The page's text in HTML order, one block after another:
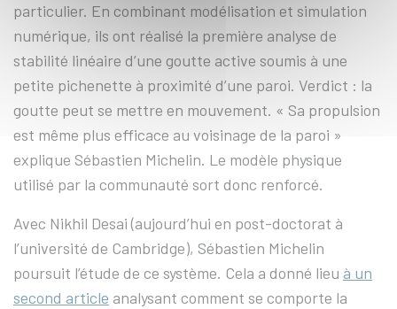
particulier. En combinant modélisation et simulation
numérique, ils ont réalisé la première analyse de
stabilité linéaire d’une goutte active soumis à une
petite pichenette à proximité d’une paroi. Verdict : la
goutte peut se mettre en mouvement. « Sa propulsion
est même plus efficace au voisinage de la paroi »
explique Sébastien Michelin. Le modèle physique
utilisé par la communauté sort donc renforcé.
Avec Nikhil Desai (aujourd’hui en post-doctorat à
l’université de Cambridge), Sébastien Michelin
poursuit l’étude de ce système. Cela a donné lieu à un
second article analysant comment se comporte la